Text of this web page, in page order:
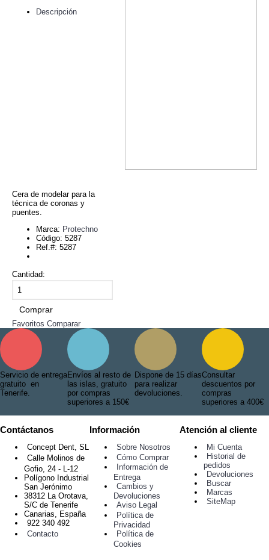
Descripción
Cera de modelar para la
técnica de coronas y
puentes.
Marca: Protechno
Código: 5287
Ref.#: 5287
Cantidad:
Comprar
Favoritos Comparar
Servicio de entrega
gratuito en
Tenerife.
Envíos al resto de
las islas, gratuito
por compras
superiores a 150€
Dispone de 15 días
para realizar
devoluciones.
Consultar
descuentos por
compras
superiores a 400€
Contáctanos
Concept Dent, SL
Calle Molinos de
Gofio, 24 - L-12
Polígono Industrial
San Jerónimo
38312 La Orotava,
S/C de Tenerife
Canarias, España
922 340 492
Contacto
Información
Sobre Nosotros
Cómo Comprar
Información de
Entrega
Cambios y
Devoluciones
Aviso Legal
Política de
Privacidad
Política de
Cookies
Atención al cliente
Mi Cuenta
Historial de
pedidos
Devoluciones
Buscar
Marcas
SiteMap